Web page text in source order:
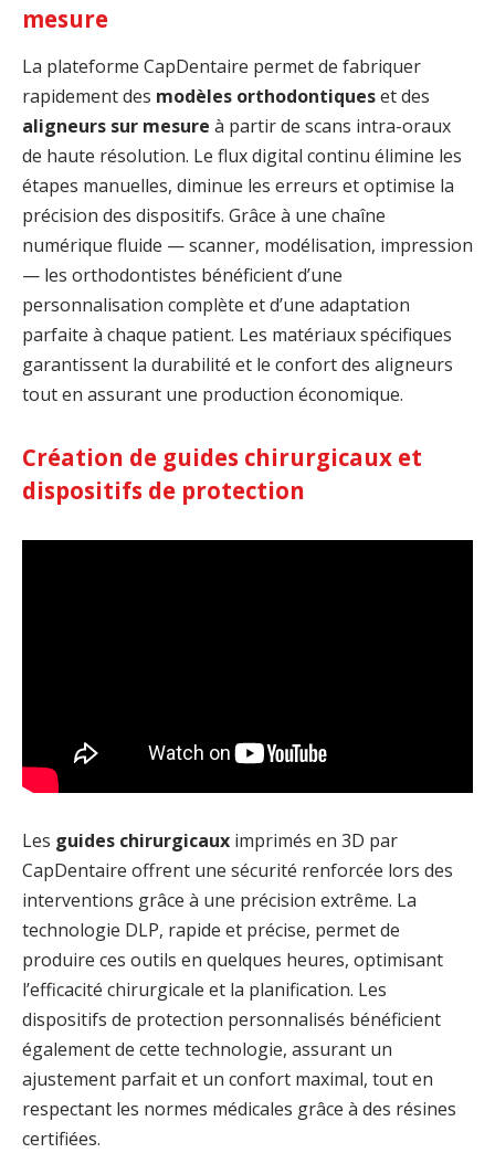
mesure
La plateforme CapDentaire permet de fabriquer
rapidement des modèles orthodontiqueset des
aligneurs sur mesure à partir de scans intra-oraux
de haute résolution. Le flux digital continu élimine les
étapes manuelles, diminue les erreurs et optimise la
précision des dispositifs. Grâce à une chaîne
numérique fluide — scanner, modélisation, impression
— les orthodontistes bénéficient d’une
personnalisation complète et d’une adaptation
parfaite à chaque patient. Les matériaux spécifiques
garantissent la durabilité et le confort des aligneurs
tout en assurant une production économique.
Création de guides chirurgicaux et
dispositifs de protection
Les guides chirurgicaux imprimés en 3D par
CapDentaire offrent une sécurité renforcée lors des
interventions grâce à une précision extrême. La
technologie DLP, rapide et précise, permet de
produire ces outils en quelques heures, optimisant
l’efficacité chirurgicale et la planification. Les
dispositifs de protection personnalisés bénéficient
également de cette technologie, assurant un
ajustement parfait et un confort maximal, tout en
respectant les normes médicales grâce à des résines
certifiées.